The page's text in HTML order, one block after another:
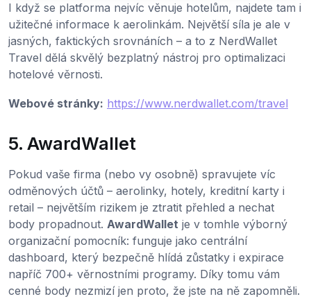
I když se platforma nejvíc věnuje hotelům, najdete tam i
užitečné informace k aerolinkám. Největší síla je ale v
jasných, faktických srovnáních – a to z NerdWallet
Travel dělá skvělý bezplatný nástroj pro optimalizaci
hotelové věrnosti.
Webové stránky: https://www.nerdwallet.com/travel
5. AwardWallet
Pokud vaše firma (nebo vy osobně) spravujete víc
odměnových účtů – aerolinky, hotely, kreditní karty i
retail – největším rizikem je ztratit přehled a nechat
body propadnout. AwardWallet je v tomhle výborný
organizační pomocník: funguje jako centrální
dashboard, který bezpečně hlídá zůstatky i expirace
napříč 700+ věrnostními programy. Díky tomu vám
cenné body nezmizí jen proto, že jste na ně zapomněli.